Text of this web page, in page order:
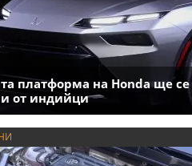
платформа на Honda ще се
от индийци